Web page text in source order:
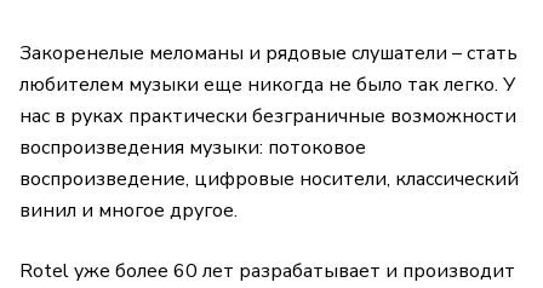
Закоренелые меломаны и рядовые слушатели – стать
любителем музыки еще никогда не было так легко. У
нас в руках практически безграничные возможности
воспроизведения музыки: потоковое
воспроизведение, цифровые носители, классический
винил и многое другое.
Rotel уже более 60 лет разрабатывает и производит